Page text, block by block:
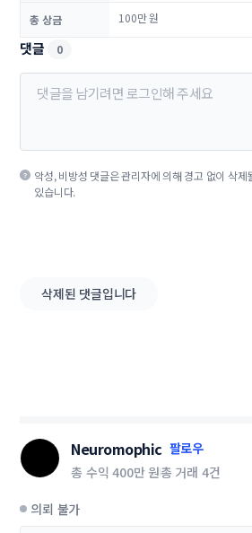
총 상금 100만 원
댓글 0
악성, 비방성 댓글은 관리자에 의해 경고 없이 삭
있습니다.
삭제된 댓글입니다
Neuromophic 팔로우
총 수익 400만 원총 거래 4건
의뢰 불가